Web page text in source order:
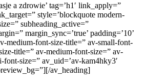
a zdrowie’ tag=’h1′ link_apply=”
style=’blockquote modern-
subheading_active=”
margin_sync=’true’ padding=’10’
medium-font-size-title=” av-small-font-
title=” av-medium-font-size=” av-
size=” av_uid=’av-kam4hky3′
av_heading]